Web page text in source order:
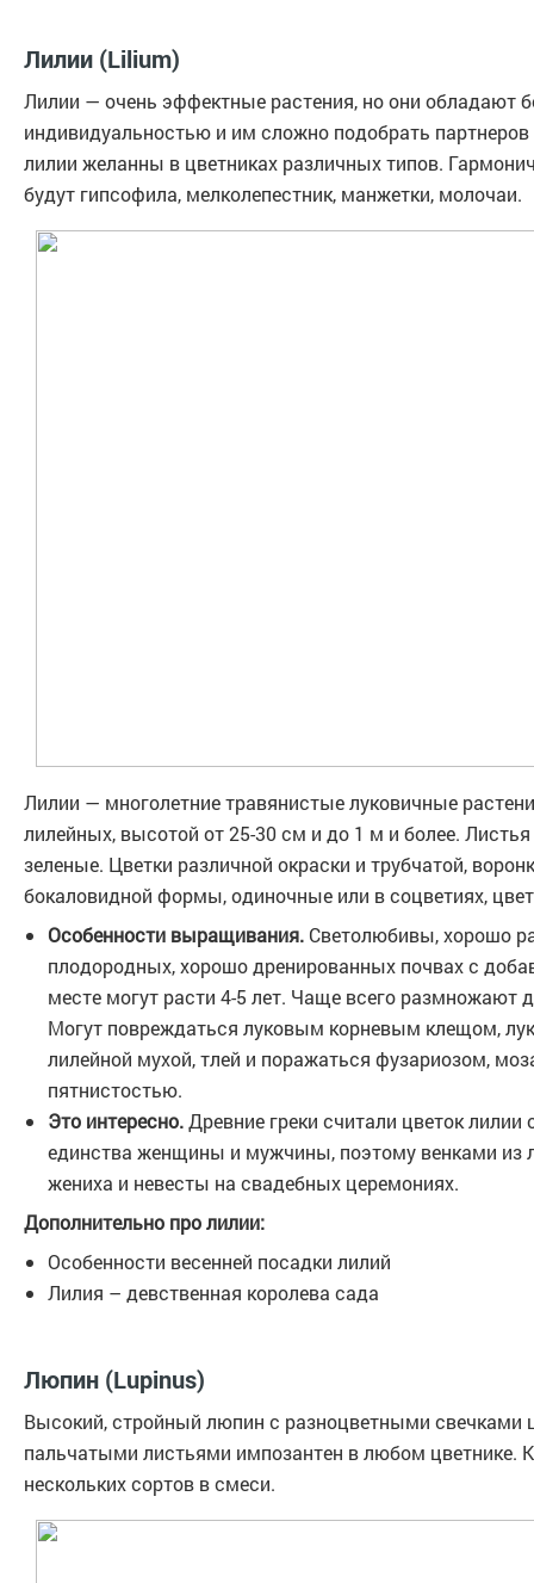
Лилии (Lilium)
Лилии — очень эффектные растения, но они обладают
индивидуальностью и им сложно подобрать партнеров
лилии желанны в цветниках различных типов.
будут гипсофила, мелколепестник, манжетки, молочаи.
Лилии — многолетние травянистые луковичные
лилейных, высотой от 25-30 см и до 1 м и более.
зеленые. Цветки различной окраски и трубчатой,
бокаловидной формы, одиночные или в соцветиях,
Особенности выращивания. Светолюбивы, хорошо
плодородных, хорошо дренированных почвах с
месте могут расти 4-5 лет. Чаще всего размножают
Могут повреждаться луковым корневым клещом,
лилейной мухой, тлей и поражаться фузариозом,
пятнистостью.
Это интересно.Древние греки считали цветок лилии
единства женщины и мужчины, поэтому венками из
жениха и невесты на свадебных церемониях.
Дополнительно про лилии:
Особенности весенней посадки лилий
Лилия – девственная королева сада
Люпин (Lupinus)
Высокий, стройный люпин с разноцветными свечками
пальчатыми листьями импозантен в любом цветнике.
нескольких сортов в смеси.